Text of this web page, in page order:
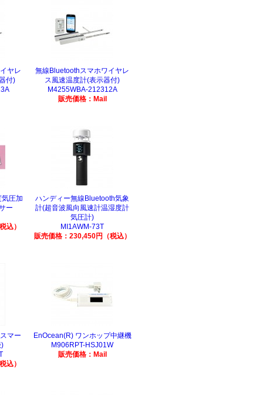
ヤレ
付)
無線Bluetoothスマホワイヤレ
ス風速温度計(表示器付)
M4255WBA-212312A
販売価格：Mail
圧加
ー
込）
ハンディー無線Bluetooth気象
計(超音波風向風速計温湿度計
気圧計)
MI1AWM-73T
販売価格：230,450円（税込）
マー
)
込）
EnOcean(R) ワンホップ中継機
M906RPT-HSJ01W
販売価格：Mail